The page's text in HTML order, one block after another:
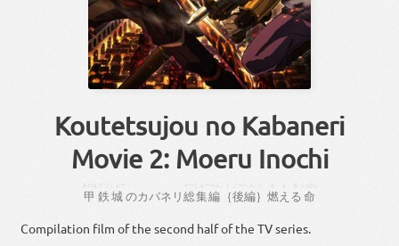
Koutetsujou no Kabaneri
Movie 2: Moeru Inochi
甲 鉄
てつ
城のカバネリ総集編 ｛後編｝ 燃える命
Compilation film of the second half of the TV series.